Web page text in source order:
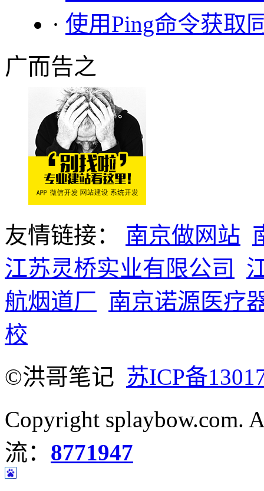
· 使用Ping命令获取
广而告之
友情链接： 南京做网站
江苏灵桥实业有限公司
航烟道厂 南京诺源医疗
校
©洪哥笔记 苏ICP备
Copyright splaybow.com.
流： 8771947